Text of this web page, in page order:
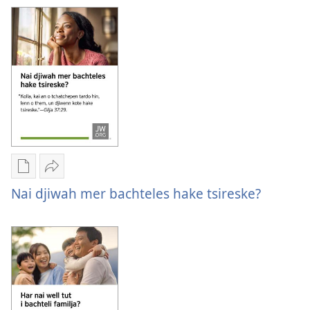
digitaltike
publikatione
Einladunga
für
i
Kongressa
2026
i
Kongressa
2026
Downloadtike
optione
pash
digitaltike
publikatione
Nai
djiwah
mer
bachteles
Bitche
Nai
mer
bachteles
hake
tsireske?
Nai djiwah mer bachteles hake tsireske?